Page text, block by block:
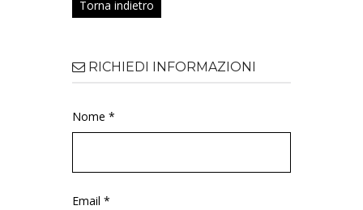
Torna indietro
RICHIEDI INFORMAZIONI
Nome *
Email *